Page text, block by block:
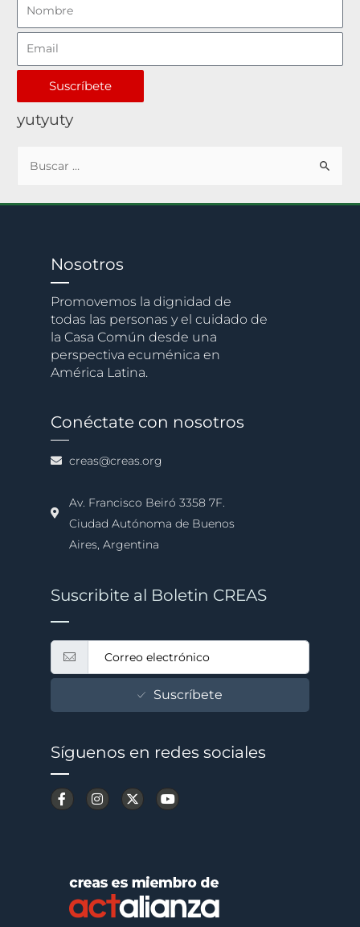
Suscríbete
yutyuty
Nosotros
Promovemos la dignidad de
todas las personas y el cuidado de
la Casa Común desde una
perspectiva ecuménica en
América Latina.
Conéctate con nosotros
creas@creas.org
Av. Francisco Beiró 3358 7F.
Ciudad Autónoma de Buenos
Aires, Argentina
Suscribite al Boletin CREAS
Suscríbete
Síguenos en redes sociales